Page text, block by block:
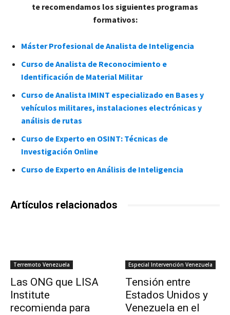
te recomendamos los siguientes programas
formativos:
Máster Profesional de Analista de Inteligencia
Curso de Analista de Reconocimiento e
Identificación de Material Militar
Curso de Analista IMINT especializado en Bases y
vehículos militares, instalaciones electrónicas y
análisis de rutas
Curso de Experto en OSINT: Técnicas de
Investigación Online
Curso de Experto en Análisis de Inteligencia
Artículos relacionados
Terremoto Venezuela
Las ONG que LISA
Institute
recomienda para
Especial Intervención Venezuela
Tensión entre
Estados Unidos y
Venezuela en el